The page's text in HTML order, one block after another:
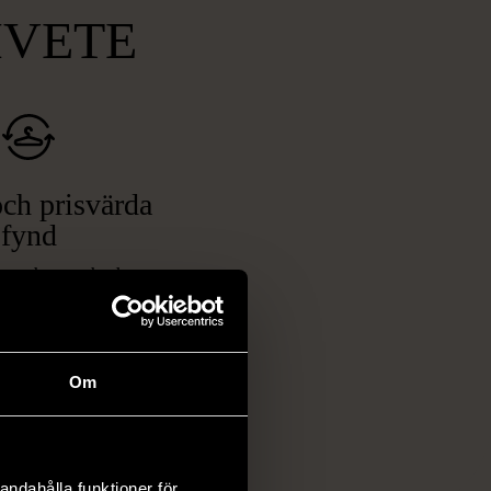
Om
prisvärda
fynd
ett brett utbud av
kläder och möbler
elektronik i våra
föremål som
vanliga butiker.